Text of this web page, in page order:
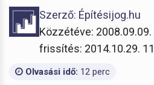
Szerző: Építésijog.hu
Közzétéve:
frissítés: 2014.10.29.
Olvasási idő: 12 perc